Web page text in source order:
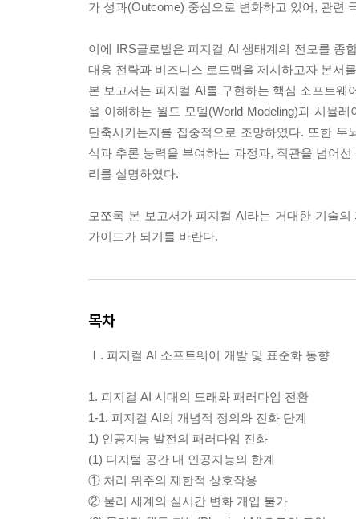
가 성과(Outcome) 중심으로 변화하고 있어, 관련
이에 IRS글로벌은 피지컬 AI 생태계의 전모를 종
대응 전략과 비즈니스 로드맵을 제시하고자 본서
본 보고서는 피지컬 AI를 구현하는 핵심 소프트
을 이해하는 월드 모델(World Modeling)과 시뮬
단축시키는지를 집중적으로 조망하였다. 또한
식과 추론 능력을 부여하는 과정과, 직관을 넘어
리를 설명하였다.
모쪼록 본 보고서가 피지컬 AI라는 거대한 기술
가이드가 되기를 바란다.
목차
Ⅰ. 피지컬 AI 소프트웨어 개발 및 표준화 동향
1. 피지컬 AI 시대의 도래와 패러다임 전환
1-1. 피지컬 AI의 개념적 정의와 진화 단계
1) 인공지능 발전의 패러다임 진화
(1) 디지털 공간 내 인공지능의 한계
① 처리 위주의 제한적 상호작용
② 물리 세계의 실시간 변화 개입 불가